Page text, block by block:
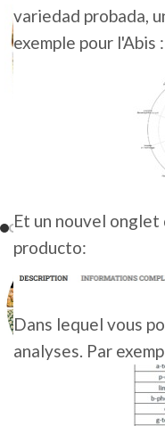
variedad probada,
exemple pour l'Abis :
Et un nouvel onglet
producto:
Dans lequel vous
analyses. Par
SP 5KG 2024
ALPHA